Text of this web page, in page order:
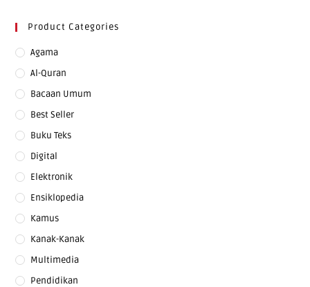
Product Categories
Agama
Al-Quran
Bacaan Umum
Best Seller
Buku Teks
Digital
Elektronik
Ensiklopedia
Kamus
Kanak-Kanak
Multimedia
Pendidikan